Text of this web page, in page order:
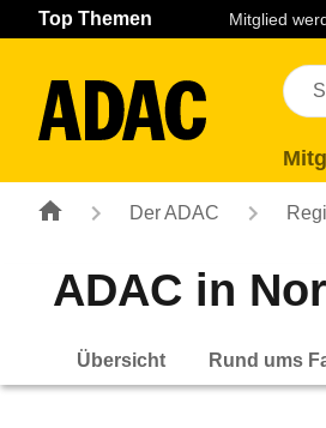
Navigation Seiteninhalt
Top Themen Mitglied
Der ADAC
ADAC in
Übersicht Rund ums